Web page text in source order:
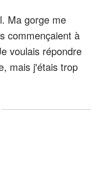
Ma gorge me
commençaient à
voulais répondre
mais j'étais trop